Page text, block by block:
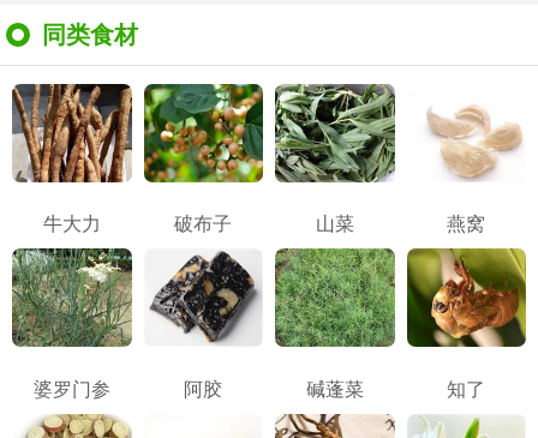
同类食材
牛大力 破布子 山菜 燕窝
婆罗门参 阿胶 碱蓬菜 知了